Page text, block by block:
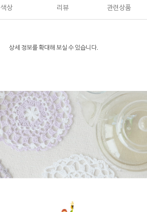
색상 리뷰 관련상품
상세 정보를 확대해 보실 수 있습니다.